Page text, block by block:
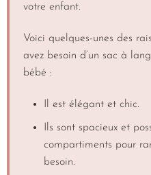
votre enfant.
Voici quelques-unes des
avez besoin d’un sac à
bébé :
Il est élégant et chic.
Ils sont spacieux et
compartiments pour
besoin.